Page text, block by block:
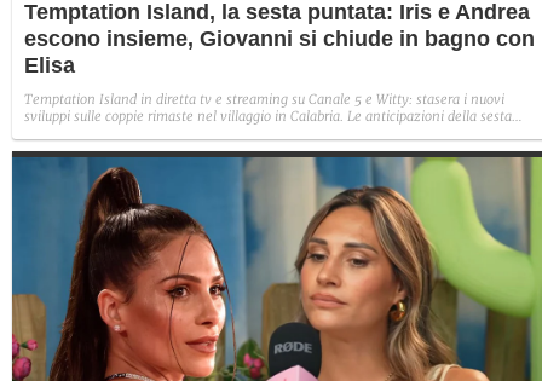
Temptation Island, la sesta puntata: Iris e Andrea
escono insieme, Giovanni si chiude in bagno con
Elisa
Temptation Island in diretta tv e streaming su Canale 5 e Witty: stasera i nuovi
sviluppi sulle coppie rimaste nel villaggio in Calabria. Le anticipazioni della sesta
Sabrina rifiuta il falò con Giovanni e si avvicina a Lory.